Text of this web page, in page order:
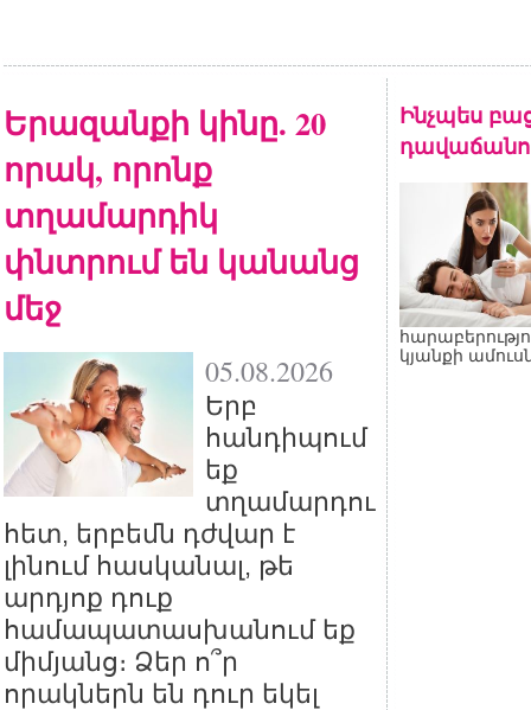
Երազանքի կինը. 20
որակ, որոնք
տղամարդիկ
փնտրում են կանանց
մեջ
05.08.2026
Երբ
հանդիպում
եք
տղամարդու
հետ, երբեմն դժվար է
լինում հասկանալ, թե
արդյոք դուք
համապատասխանում եք
միմյանց։ Ձեր ո՞ր
որակներն են դուր եկել
Ինչպես
կյանքի